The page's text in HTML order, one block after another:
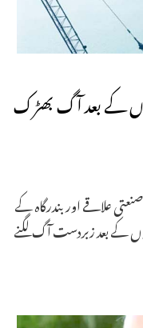
کے بعد آگ بھڑک
صنعتی علاقے اور بندرگاہ کے
کے بعد زبردست آگ لگنے